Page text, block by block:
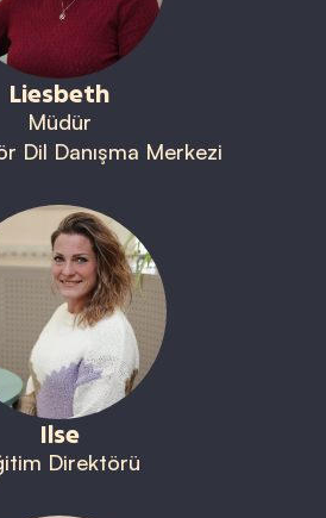
Liesbeth
Müdür
Dil Danışma Merkezi
Ilse
Direktörü